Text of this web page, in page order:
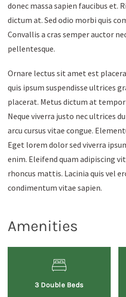
donec massa sapien faucibus et.
dictum at. Sed odio morbi quis
Convallis a cras semper auctor
pellentesque.
Ornare lectus sit amet est
quis ipsum suspendisse ultrices
placerat. Metus dictum at
Neque viverra justo nec ultrices
arcu cursus vitae congue.
Eget lorem dolor sed viverra
enim. Eleifend quam adipiscing
rhoncus mattis. Lacinia quis vel
condimentum vitae sapien.
Amenities
3 Double Beds